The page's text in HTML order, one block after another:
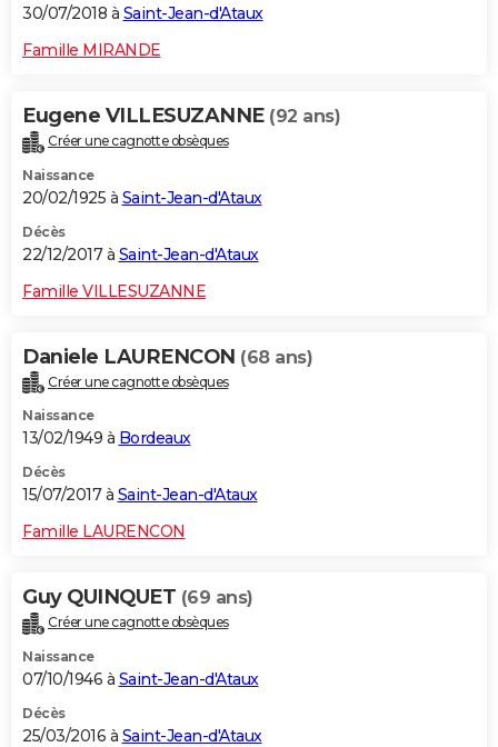
30/07/2018 à Saint-Jean-d'Ataux
Famille MIRANDE
Eugene VILLESUZANNE (92 ans)
Créer une cagnotte obsèques
Naissance
20/02/1925 à Saint-Jean-d'Ataux
Décès
22/12/2017 à Saint-Jean-d'Ataux
Famille VILLESUZANNE
Daniele LAURENCON (68 ans)
Créer une cagnotte obsèques
Naissance
13/02/1949 à Bordeaux
Décès
15/07/2017 à Saint-Jean-d'Ataux
Famille LAURENCON
Guy QUINQUET (69 ans)
Créer une cagnotte obsèques
Naissance
07/10/1946 à Saint-Jean-d'Ataux
Décès
25/03/2016 à Saint-Jean-d'Ataux